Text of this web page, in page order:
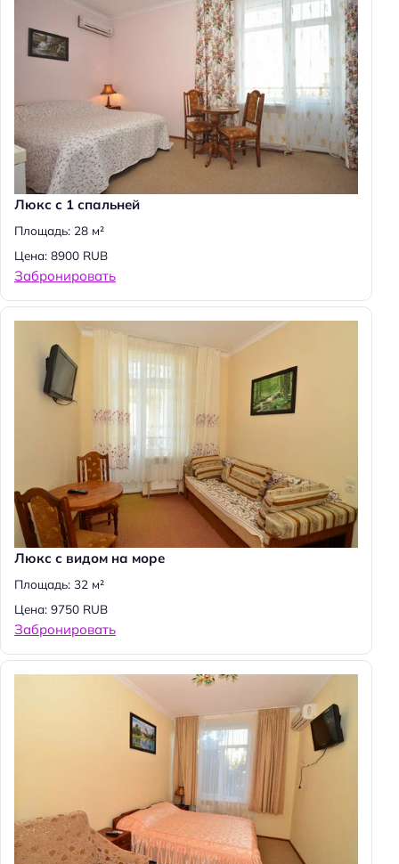
Люкс с 1 спальней
Площадь: 28 м²
Цена: 8900 RUB
Забронировать
Люкс с видом на море
Площадь: 32 м²
Цена: 9750 RUB
Забронировать
Н
а